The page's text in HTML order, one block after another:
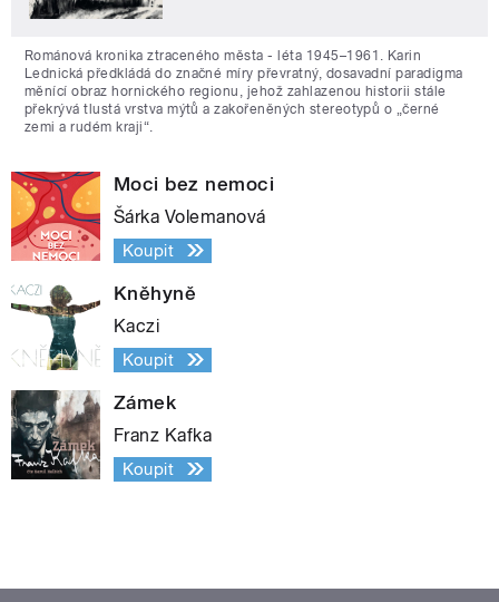
Románová kronika ztraceného města - léta 1945–1961. Karin
Lednická předkládá do značné míry převratný, dosavadní paradigma
měnící obraz hornického regionu, jehož zahlazenou historii stále
překrývá tlustá vrstva mýtů a zakořeněných stereotypů o „černé
zemi a rudém kraji“.
Moci bez nemoci
Šárka Volemanová
Koupit
Kněhyně
Kaczi
Koupit
Zámek
Franz Kafka
Koupit